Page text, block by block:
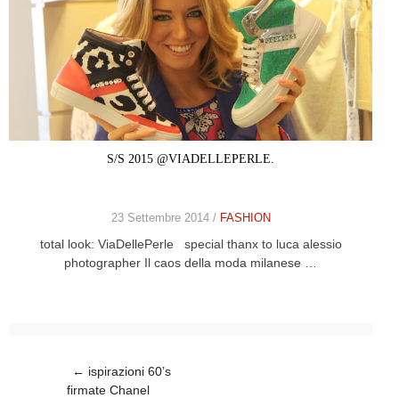
S/S 2015 @VIADELLEPERLE.
23 Settembre 2014 / FASHION
total look: ViaDellePerle special thanx to luca alessio
photographer Il caos della moda milanese …
Post navigation
← ispirazioni 60’s
firmate Chanel